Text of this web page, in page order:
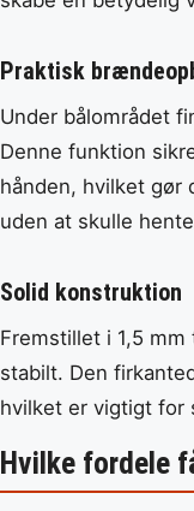
Praktisk
Under bålområdet
Denne funktion
hånden, hvilket gør
uden at skulle
Solid konstruktion
Fremstillet i 1,5
stabilt. Den
hvilket er vigtigt for
Hvilke fordele